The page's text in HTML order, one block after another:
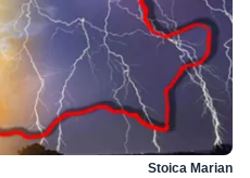
Stoica Marian